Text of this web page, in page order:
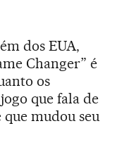
dos EUA,
Changer” é
os
que fala de
mudou seu